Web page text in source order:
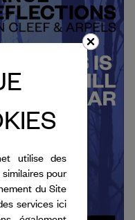
utilise des
pour
du Site
services ici